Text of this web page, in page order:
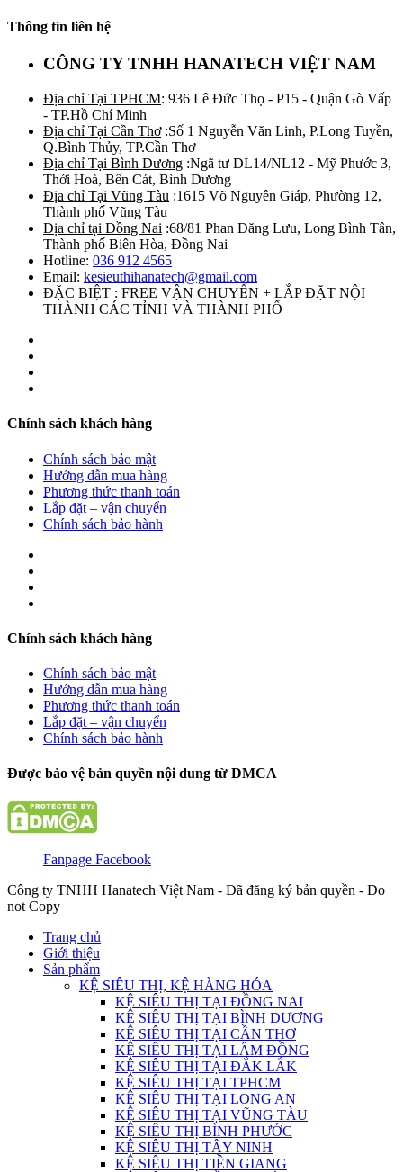
Thông tin liên hệ
CÔNG TY TNHH HANATECH VIỆT NAM
Địa chỉ Tại TPHCM: 936 Lê Đức Thọ - P15 - Quận Gò Vấp
- TP.Hồ Chí Minh
Địa chỉ Tại Cần Thơ:Số 1 Nguyễn Văn Linh, P.Long Tuyền,
Q.Bình Thủy, TP.Cần Thơ
Địa chỉ Tại Bình Dương :Ngã tư DL14/NL12 - Mỹ Phước 3,
Thới Hoà, Bến Cát, Bình Dương
Địa chỉ Tại Vũng Tàu :1615 Võ Nguyên Giáp, Phường 12,
Thành phố Vũng Tàu
Địa chỉ tại Đồng Nai :68/81 Phan Đăng Lưu, Long Bình Tân,
Thành phố Biên Hòa, Đồng Nai
Hotline: 036 912 4565
Email: kesieuthihanatech@gmail.com
ĐẶC BIỆT : FREE VẬN CHUYỂN + LẮP ĐẶT NỘI
THÀNH CÁC TỈNH VÀ THÀNH PHỐ
Chính sách khách hàng
Chính sách bảo mật
Hướng dẫn mua hàng
Phương thức thanh toán
Lắp đặt – vận chuyển
Chính sách bảo hành
Chính sách khách hàng
Chính sách bảo mật
Hướng dẫn mua hàng
Phương thức thanh toán
Lắp đặt – vận chuyển
Chính sách bảo hành
Được bảo vệ bản quyền nội dung từ DMCA
Fanpage Facebook
Công ty TNHH Hanatech Việt Nam - Đã đăng ký bản quyền - Do
not Copy
Trang chủ
Giới thiệu
Sản phẩm
KỆ SIÊU THỊ, KỆ HÀNG HÓA
KỆ SIÊU THỊ TẠI ĐỒNG NAI
KỆ SIÊU THỊ TẠI BÌNH DƯƠNG
KỆ SIÊU THỊ TẠI CẦN THƠ
KỆ SIÊU THỊ TẠI LÂM ĐỒNG
KỆ SIÊU THỊ TẠI ĐẮK LẮK
KỆ SIÊU THỊ TẠI TPHCM
KỆ SIÊU THỊ TẠI LONG AN
KỆ SIÊU THỊ TẠI VŨNG TÀU
KỆ SIÊU THỊ BÌNH PHƯỚC
KỆ SIÊU THỊ TÂY NINH
KỆ SIÊU THỊ TIỀN GIANG